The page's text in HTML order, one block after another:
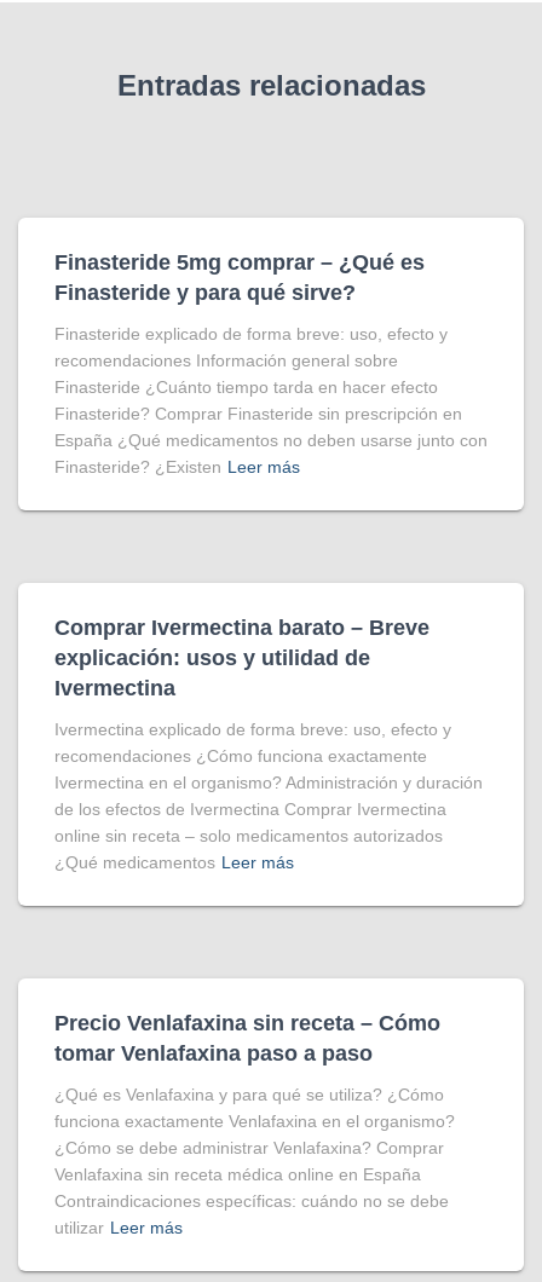
Entradas relacionadas
Finasteride 5mg comprar – ¿Qué es
Finasteride y para qué sirve?
Finasteride explicado de forma breve: uso, efecto y
recomendaciones Información general sobre
Finasteride ¿Cuánto tiempo tarda en hacer efecto
Finasteride? Comprar Finasteride sin prescripción en
España ¿Qué medicamentos no deben usarse junto con
Finasteride? ¿Existen Leer más
Comprar Ivermectina​ barato – Breve
explicación: usos y utilidad de
Ivermectina
Ivermectina explicado de forma breve: uso, efecto y
recomendaciones ¿Cómo funciona exactamente
Ivermectina en el organismo? Administración y duración
de los efectos de Ivermectina Comprar Ivermectina
online sin receta – solo medicamentos autorizados
¿Qué medicamentos Leer más
Precio Venlafaxina sin receta – Cómo
tomar Venlafaxina paso a paso
¿Qué es Venlafaxina y para qué se utiliza? ¿Cómo
funciona exactamente Venlafaxina en el organismo?
¿Cómo se debe administrar Venlafaxina? Comprar
Venlafaxina sin receta médica online en España
Contraindicaciones específicas: cuándo no se debe
utilizar Leer más